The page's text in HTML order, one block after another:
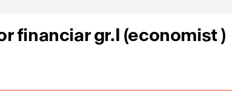
financiar gr.I (economist )